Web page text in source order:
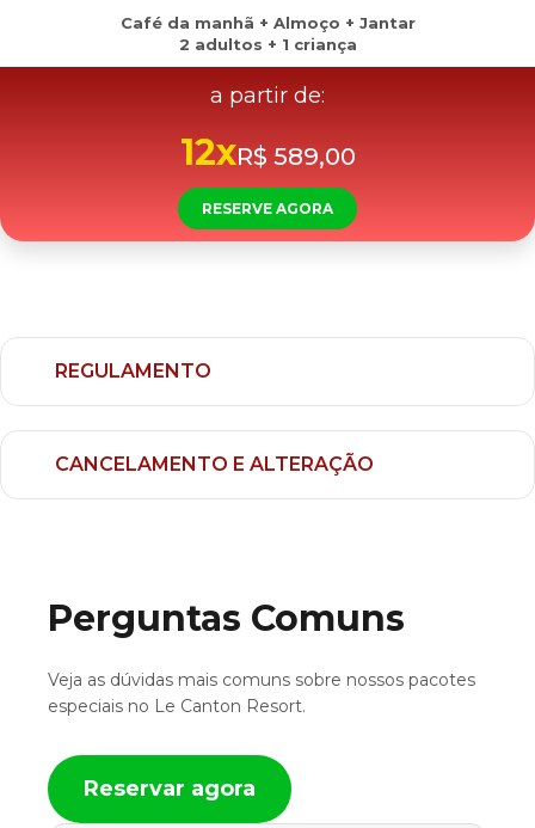
Café da manhã + Almoço + Jantar
2 adultos + 1 criança
a partir de:
12xR$ 589,00
RESERVE AGORA
REGULAMENTO
CANCELAMENTO E ALTERAÇÃO
Perguntas Comuns
Veja as dúvidas mais comuns sobre nossos pacotes
especiais no Le Canton Resort.
Reservar agora